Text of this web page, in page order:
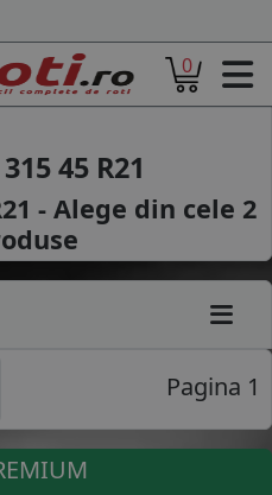
COMPANII
0
45 R21
- Alege din cele 2
Pagina 1